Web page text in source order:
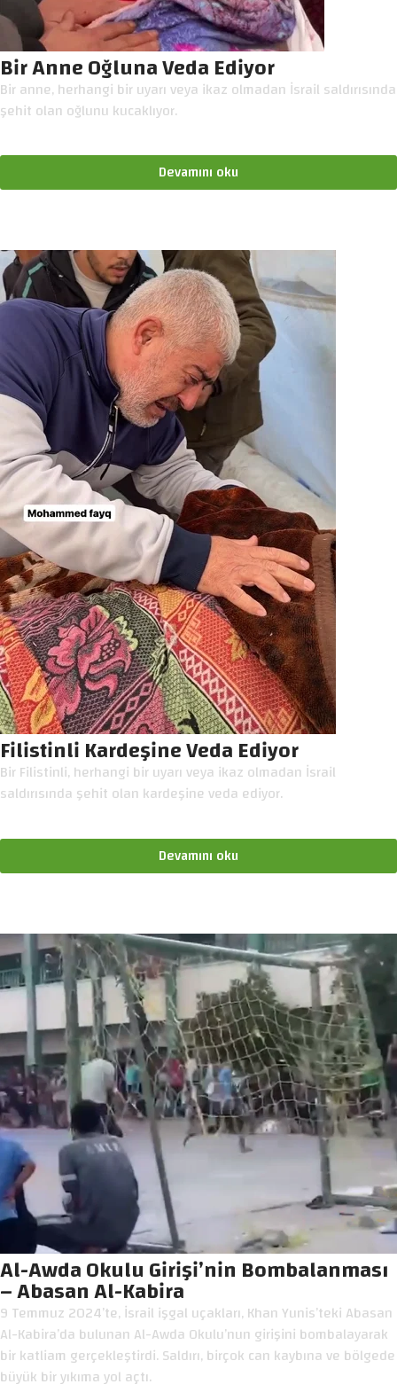
Bir Anne Oğluna Veda Ediyor
Bir anne, herhangi bir uyarı veya ikaz olmadan İsrail saldırısında
şehit olan oğlunu kucaklıyor.
Devamını oku
Filistinli Kardeşine Veda Ediyor
Bir Filistinli, herhangi bir uyarı veya ikaz olmadan İsrail
saldırısında şehit olan kardeşine veda ediyor.
Devamını oku
Al-Awda Okulu Girişi’nin Bombalanması
– Abasan Al-Kabira
9 Temmuz 2024’te, İsrail işgal uçakları, Khan Yunis’teki Abasan
Al-Kabira’da bulunan Al-Awda Okulu’nun girişini bombalayarak
bir katliam gerçekleştirdi. Saldırı, birçok can kaybına ve bölgede
büyük bir yıkıma yol açtı.